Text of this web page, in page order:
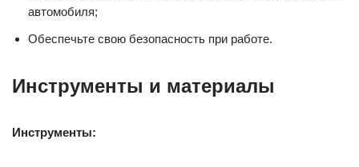
автомобиля;
Обеспечьте свою безопасность при работе.
Инструменты и материалы
Инструменты: